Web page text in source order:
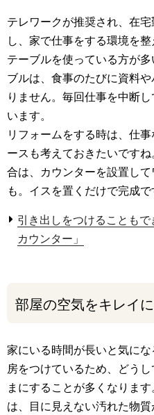
テレワークが推奨され、在
し、家で仕事をする環境を
テーブルを使っている方が
ブルは、食事のたびに資料
りません。毎回仕事を中断
います。
リフォームをする時は、仕
ースも考えておきたいです
合は、カウンターを設置し
も。イスを置くだけで完成で
引き出しをつけることも
カウンター」
部屋の空気をキレイ
家にいる時間が長いと気に
房をつけているため、どう
まにすることが多くなりま
は、目に見えない汚れた物